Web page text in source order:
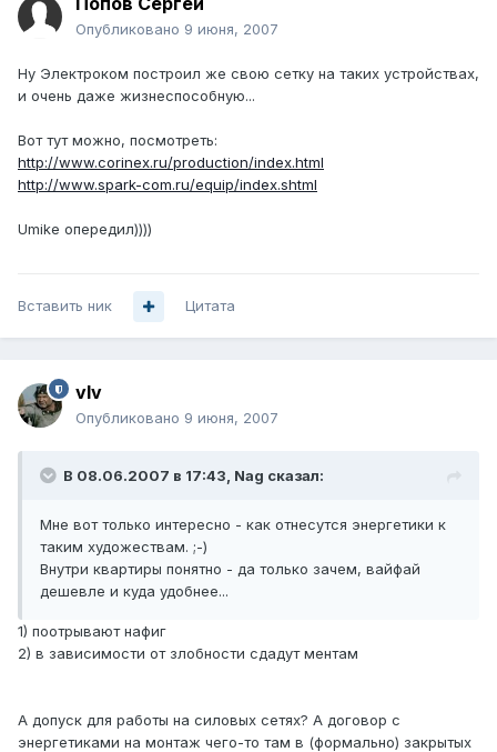
Опубликовано 9 июня, 2007
Ну Электроком построил же свою сетку на таких устройствах,
и очень даже жизнеспособную...
Вот тут можно, посмотреть:
http://www.corinex.ru/production/index.html
http://www.spark-com.ru/equip/index.shtml
Umike опередил))))
Вставить ник Цитата
vIv
Опубликовано 9 июня, 2007
В 08.06.2007 в 17:43, Nag сказал:
Мне вот только интересно - как отнесутся энергетики к
таким художествам. ;-)
Внутри квартиры понятно - да только зачем, вайфай
дешевле и куда удобнее...
1) поотрывают нафиг
2) в зависимости от злобности сдадут ментам
А допуск для работы на силовых сетях? А договор с
энергетиками на монтаж чего-то там в (формально) закрытых